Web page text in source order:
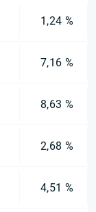
1,24 %
7,16 %
8,63 %
2,68 %
4,51 %